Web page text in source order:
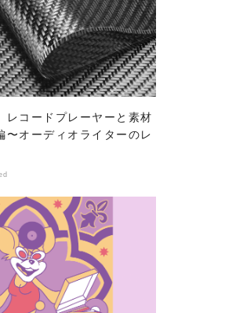
レコードプレーヤーと素材
〜オーディオライターのレ